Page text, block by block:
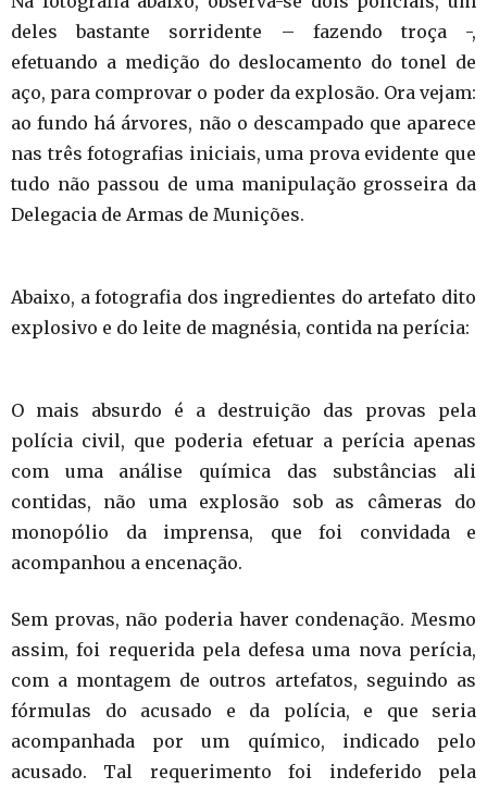
deles bastante sorridente – fazendo troça -,
efetuando a medição do deslocamento do tonel de
aço, para comprovar o poder da explosão. Ora vejam:
ao fundo há árvores, não o descampado que aparece
nas três fotografias iniciais, uma prova evidente que
tudo não passou de uma manipulação grosseira da
Delegacia de Armas de Munições.
Abaixo, a fotografia dos ingredientes do artefato dito
explosivo e do leite de magnésia, contida na perícia:
O mais absurdo é a destruição das provas pela
polícia civil, que poderia efetuar a perícia apenas
com uma análise química das substâncias ali
contidas, não uma explosão sob as câmeras do
monopólio da imprensa, que foi convidada e
acompanhou a encenação.
Sem provas, não poderia haver condenação. Mesmo
assim, foi requerida pela defesa uma nova perícia,
com a montagem de outros artefatos, seguindo as
fórmulas do acusado e da polícia, e que seria
acompanhada por um químico, indicado pelo
acusado. Tal requerimento foi indeferido pela